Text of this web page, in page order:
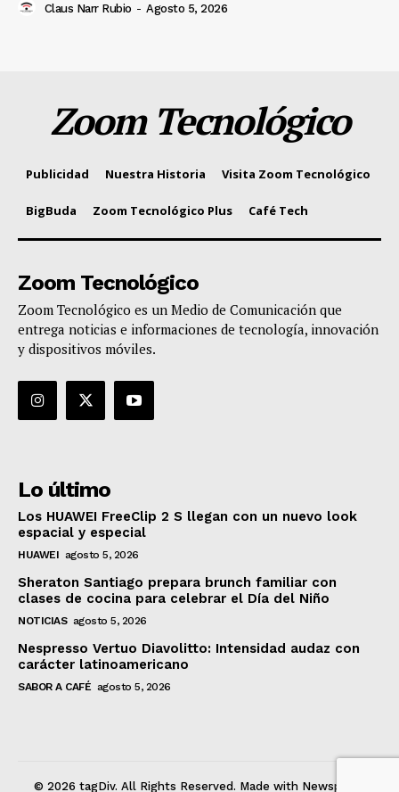
Claus Narr Rubio - Agosto 5, 2026
Zoom Tecnológico
Publicidad Nuestra Historia Visita Zoom Tecnológico
BigBuda Zoom Tecnológico Plus Café Tech
Zoom Tecnológico
Zoom Tecnológico es un Medio de Comunicación que
entrega noticias e informaciones de tecnología, innovación
y dispositivos móviles.
Lo último
Los HUAWEI FreeClip 2 S llegan con un nuevo look
espacial y especial
HUAWEI agosto 5, 2026
Sheraton Santiago prepara brunch familiar con
clases de cocina para celebrar el Día del Niño
NOTICIAS agosto 5, 2026
Nespresso Vertuo Diavolitto: Intensidad audaz con
carácter latinoamericano
SABOR A CAFÉ agosto 5, 2026
© 2026 tagDiv. All Rights Reserved. Made with Newspaper